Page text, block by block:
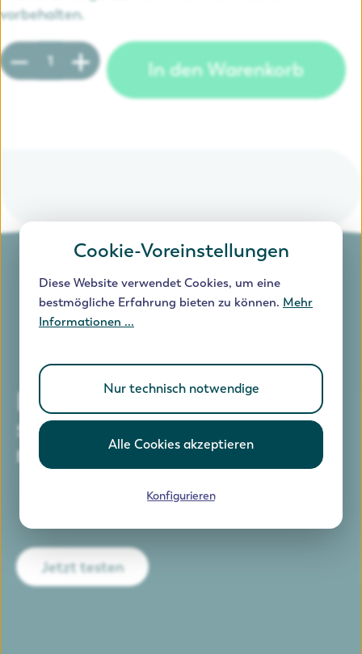
vorbehalten.
Produkt Anzahl: Gib den gewünschten
In den Warenkorb
Einfach telefonieren, ohne
sich drum kümmern zu
müssen.
Jetzt testen
Cookie-Voreinstellungen
Diese Website verwendet Cookies, um eine
bestmögliche Erfahrung bieten zu können. Mehr
Informationen ...
Nur technisch notwendige
Alle Cookies akzeptieren
Konfigurieren